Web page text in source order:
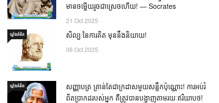
មានចម្លើយរួចជាស្រេចហើយ! — Socrates
21 Oct 2025
ឃ្លាំង​គំនិត សិល្បៈនៃការគិត មុននឹងនិយាយ!
06 Oct 2025
ឃ្លាំង​គំនិត
សញ្ញាបត្រ គ្រាន់តែជាក្រដាសមួយសន្លឹកប៉ុណ្ណោះ! ការអប់រំ
ពិតប្រាកដរបស់អ្នក គឺត្រូវបានបង្ហាញតាមរយៈឥរិយាបថ!